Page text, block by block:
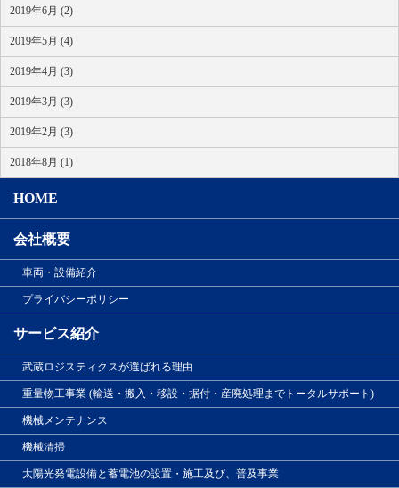
2019年6月 (2)
2019年5月 (4)
2019年4月 (3)
2019年3月 (3)
2019年2月 (3)
2018年8月 (1)
HOME
会社概要
車両・設備紹介
プライバシーポリシー
サービス紹介
武蔵ロジスティクスが選ばれる理由
重量物工事業 (輸送・搬入・移設・据付・産廃処理までトータルサポート)
機械メンテナンス
機械清掃
太陽光発電設備と蓄電池の設置・施工及び、普及事業